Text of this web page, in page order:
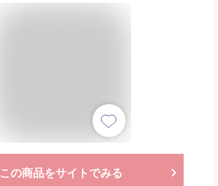
この商品をサイトでみる